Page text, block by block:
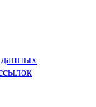
данных